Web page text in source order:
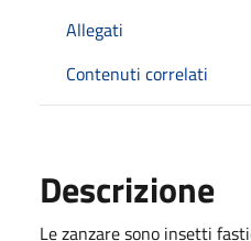
Allegati
Contenuti correlati
Descrizione
Le zanzare sono insetti